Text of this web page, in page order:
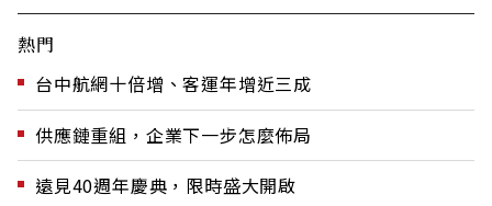
熱門
台中航網十倍增、客運年增近三成
供應鏈重組，企業下一步怎麼佈局
遠見40週年慶典，限時盛大開啟